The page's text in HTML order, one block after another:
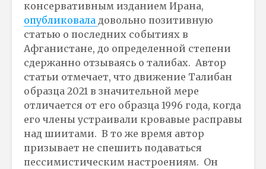
консервативным изданием Ирана,
опубликовала довольно позитивную
статью о последних событиях в
Афганистане, до определенной степени
сдержанно отзываясь о талибах. Автор
статьи отмечает, что движение Талибан
образца 2021 в значительной мере
отличается от его образца 1996 года, когда
его члены устраивали кровавые расправы
над шиитами. В то же время автор
призывает не спешить подаваться
пессимистическим настроениям. Он